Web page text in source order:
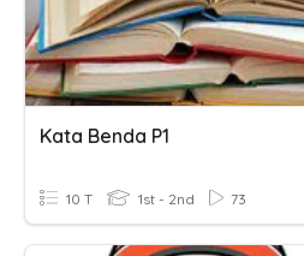
Kata Benda P1
10 T 1st - 2nd 73